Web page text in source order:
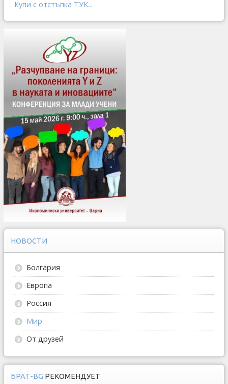
Купи с отстъпка ТУК...
НОВОСТИ
Болгария
Европа
Россия
Мир
От друзей
БРАТ-BG РЕКОМЕНДУЕТ